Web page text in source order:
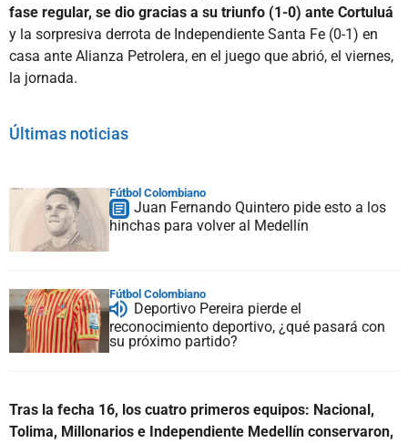
fase regular, se dio gracias a su triunfo (1-0) ante Cortuluá
y la sorpresiva derrota de Independiente Santa Fe (0-1) en
casa ante Alianza Petrolera, en el juego que abrió, el viernes,
la jornada.
Últimas noticias
Fútbol Colombiano
Juan Fernando Quintero pide esto a los
hinchas para volver al Medellín
Fútbol Colombiano
Deportivo Pereira pierde el
reconocimiento deportivo, ¿qué pasará con
su próximo partido?
Tras la fecha 16, los cuatro primeros equipos: Nacional,
Tolima, Millonarios e Independiente Medellín conservaron,